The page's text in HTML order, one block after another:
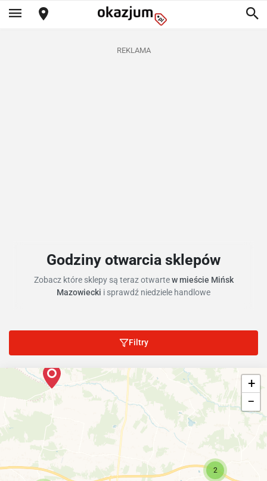
REKLAMA
Godziny otwarcia sklepów
Zobacz które sklepy są teraz otwartew mieście Mińsk
Mazowiecki i sprawdź niedziele handlowe
Filtry
2
+
−